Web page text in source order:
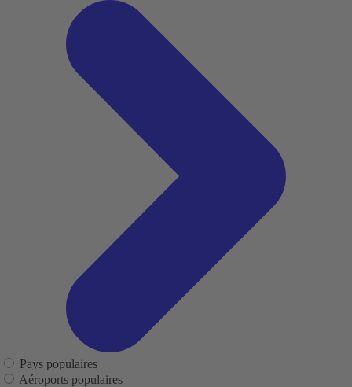
Pays populaires
Aéroports populaires